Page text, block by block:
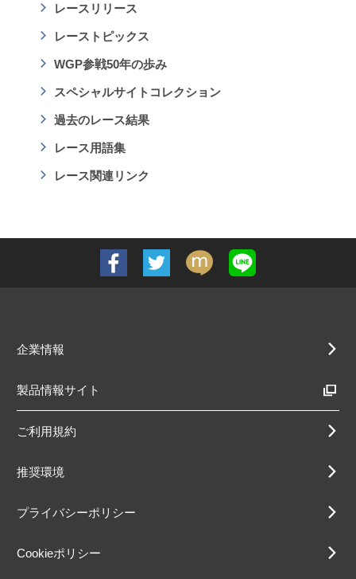
レースリリース
レーストピックス
WGP参戦50年の歩み
スペシャルサイトコレクション
過去のレース結果
レース用語集
レース関連リンク
企業情報
製品情報サイト
ご利用規約
推奨環境
プライバシーポリシー
Cookieポリシー